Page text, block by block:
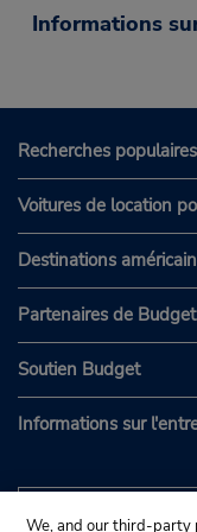
Informations
Recherches populaires
Voitures de location
Destinations
Partenaires de Budget
Soutien Budget
Informations sur
We, and our third-party